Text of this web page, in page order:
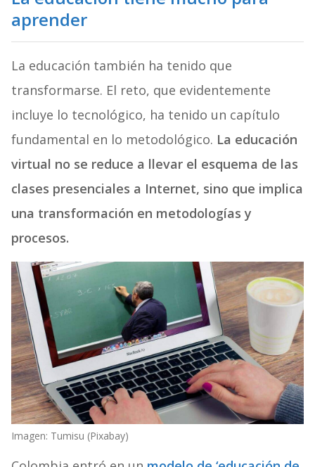
aprender
La educación también ha tenido que
transformarse. El reto, que evidentemente
incluye lo tecnológico, ha tenido un capítulo
fundamental en lo metodológico. La educación
virtual no se reduce a llevar el esquema de las
clases presenciales a Internet, sino que implica
una transformación en metodologías y
procesos.
Imagen: Tumisu (Pixabay)